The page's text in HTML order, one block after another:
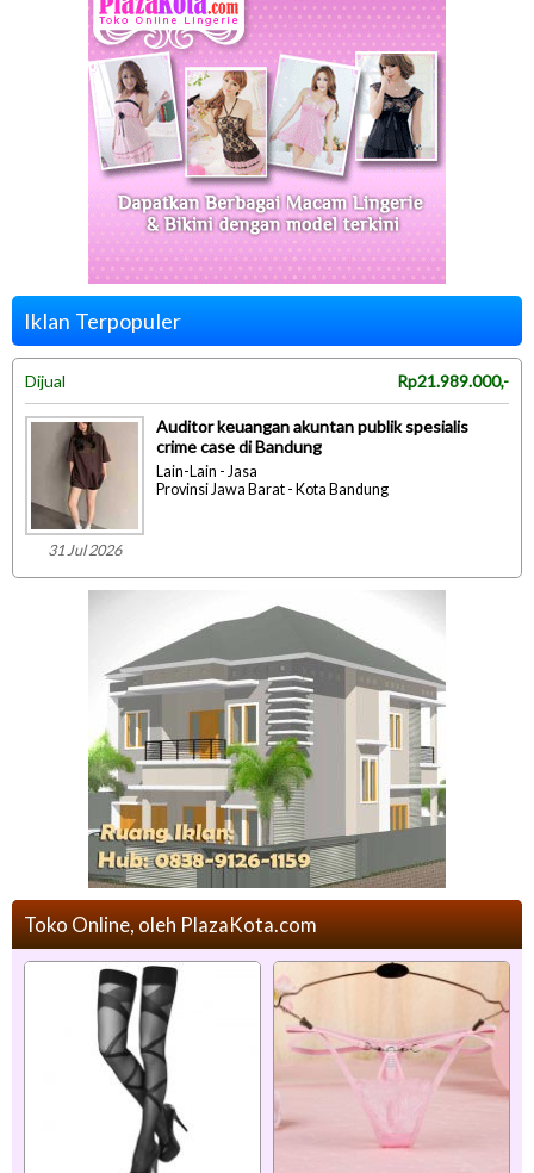
Iklan Terpopuler
Dijual Rp21.989.000,-
31 Jul 2026
Auditor keuangan akuntan publik spesialis
crime case di Bandung
Lain-Lain - Jasa
Provinsi Jawa Barat - Kota Bandung
Toko Online, oleh PlazaKota.com